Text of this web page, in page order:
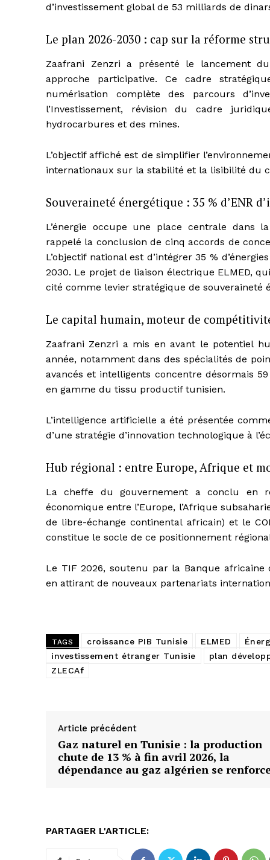
d’investissement global de 53 milliards de
Le plan 2026-2030 : cap sur la réforme
Zaafrani Zenzri a présenté le lancement
approche participative. Ce cadre
numérisation complète des parcours
l’Investissement, révision du cadre
hydrocarbures et des mines.
L’objectif affiché est de simplifier
internationaux sur la stabilité et la lisibilité du
Souveraineté énergétique : 35 % d’ENR
L’énergie occupe une place centrale dans
rappelé la conclusion de cinq accords de
L’objectif national est d’intégrer 35 %
2030. Le projet de liaison électrique ELMED,
cité comme levier stratégique de souveraineté
Le capital humain, moteur de
Zaafrani Zenzri a mis en avant le potentiel
année, notamment dans des spécialités de
avancés et intelligents concentre désormais
en gamme du tissu productif tunisien.
L’intelligence artificielle a été présentée
d’une stratégie d’innovation technologique à
Hub régional : entre Europe, Afrique et
La cheffe du gouvernement a conclu en
économique entre l’Europe, l’Afrique
de libre-échange continental africain) et le
constitue le socle de ce positionnement
Le TIF 2026, soutenu par la Banque
en attirant de nouveaux partenariats
TAGS croissance PIB Tunisie ELMED
investissement étranger Tunisie
plan
ZLECAf
Article précédent
Gaz naturel en Tunisie : la production
chute de 13 % à fin avril 2026, la
dépendance au gaz algérien se
PARTAGER L'ARTICLE: